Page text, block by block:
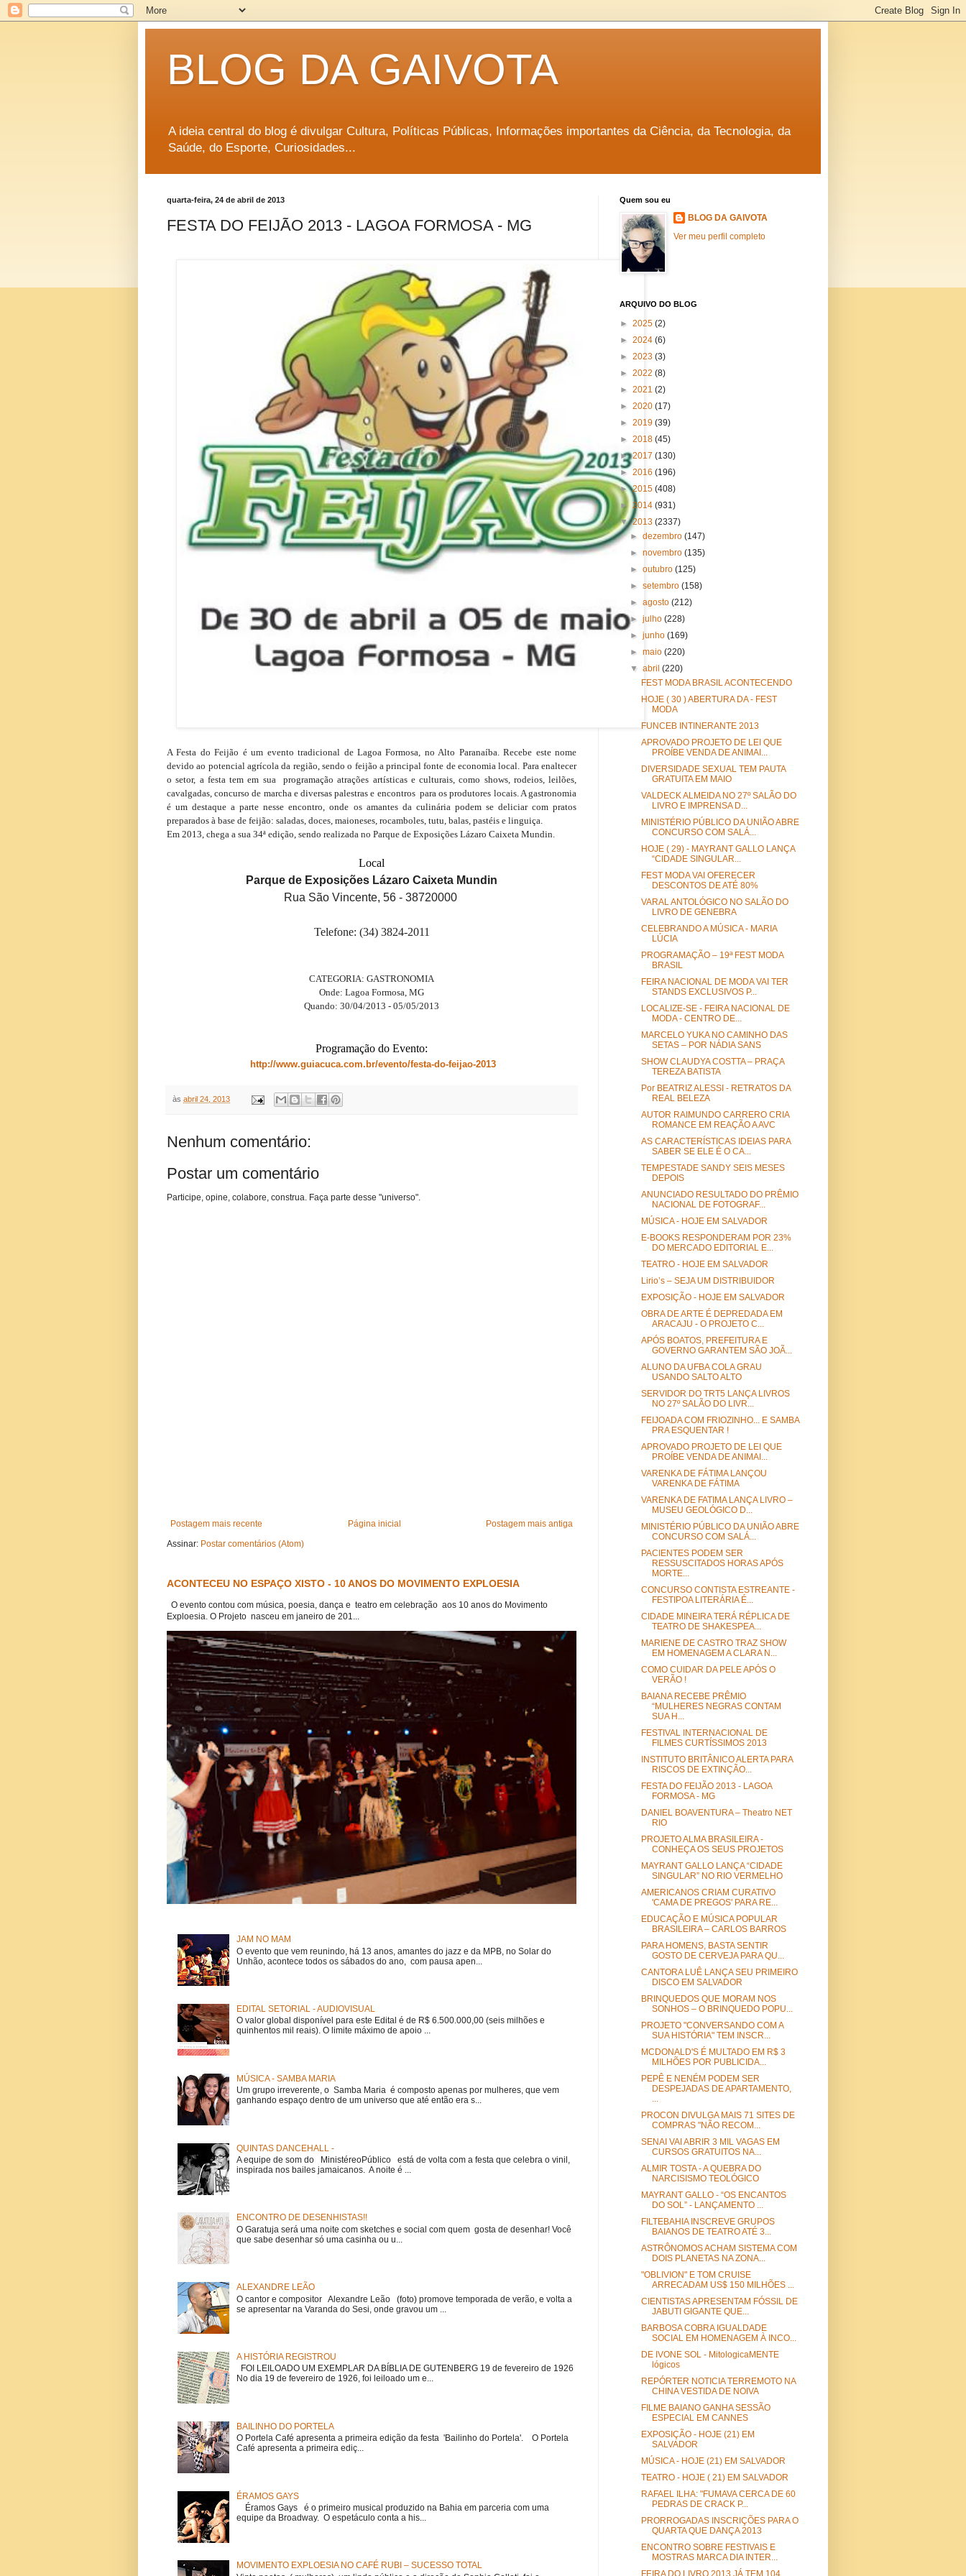
BLOG DA GAIVOTA
A ideia central do blog é divulgar Cultura, Políticas Públicas, Informações importantes da Ciência, da Tecnologia, da
Saúde, do Esporte, Curiosidades...
quarta-feira, 24 de abril de 2013
FESTA DO FEIJÃO 2013 - LAGOA FORMOSA - MG
A Festa do Feijão é um evento tradicional de Lagoa Formosa, no Alto Paranaíba. Recebe este nome
devido ao potencial agrícola da região, sendo o feijão a principal fonte de economia local. Para enaltecer
o setor, a festa tem em sua programação atrações artísticas e culturais, como shows, rodeios, leilões,
cavalgadas, concurso de marcha e diversas palestras e encontros para os produtores locais. A gastronomia
é um destaque a parte nesse encontro, onde os amantes da culinária podem se deliciar com pratos
preparados à base de feijão: saladas, doces, maioneses, rocamboles, tutu, balas, pastéis e linguiça.
Em 2013, chega a sua 34ª edição, sendo realizada no Parque de Exposições Lázaro Caixeta Mundin.
Local
Parque de Exposições Lázaro Caixeta Mundin
Rua São Vincente, 56 - 38720000
Telefone: (34) 3824-2011
CATEGORIA: GASTRONOMIA
Onde: Lagoa Formosa, MG
Quando: 30/04/2013 - 05/05/2013
Programação do Evento:
http://www.guiacuca.com.br/evento/festa-do-feijao-2013
às abril 24, 2013
Nenhum comentário:
Postar um comentário
Participe, opine, colabore, construa. Faça parte desse "universo".
Postagem mais recente Postagem mais antiga
Página inicial
Assinar: Postar comentários (Atom)
ACONTECEU NO ESPAÇO XISTO - 10 ANOS DO MOVIMENTO EXPLOESIA
O evento contou com música, poesia, dança e teatro em celebração aos 10 anos do Movimento
Exploesia. O Projeto nasceu em janeiro de 201...
JAM NO MAM
O evento que vem reunindo, há 13 anos, amantes do jazz e da MPB, no Solar do
Unhão, acontece todos os sábados do ano, com pausa apen...
EDITAL SETORIAL - AUDIOVISUAL
O valor global disponível para este Edital é de R$ 6.500.000,00 (seis milhões e
quinhentos mil reais). O limite máximo de apoio ...
MÚSICA - SAMBA MARIA
Um grupo irreverente, o Samba Maria é composto apenas por mulheres, que vem
ganhando espaço dentro de um universo que até então era s...
QUINTAS DANCEHALL -
A equipe de som do MinistéreoPúblico está de volta com a festa que celebra o vinil,
inspirada nos bailes jamaicanos. A noite é ...
ENCONTRO DE DESENHISTAS!!
O Garatuja será uma noite com sketches e social com quem gosta de desenhar! Você
que sabe desenhar só uma casinha ou u...
ALEXANDRE LEÃO
O cantor e compositor Alexandre Leão (foto) promove temporada de verão, e volta a
se apresentar na Varanda do Sesi, onde gravou um ...
A HISTÓRIA REGISTROU
FOI LEILOADO UM EXEMPLAR DA BÍBLIA DE GUTENBERG 19 de fevereiro de 1926
No dia 19 de fevereiro de 1926, foi leiloado um e...
BAILINHO DO PORTELA
O Portela Café apresenta a primeira edição da festa 'Bailinho do Portela'. O Portela
Café apresenta a primeira ediç...
ÉRAMOS GAYS
Éramos Gays é o primeiro musical produzido na Bahia em parceria com uma
equipe da Broadway. O espetáculo conta a his...
MOVIMENTO EXPLOESIA NO CAFÉ RUBI – SUCESSO TOTAL
Quem sou eu
BLOG DA GAIVOTA
Ver meu perfil completo
ARQUIVO DO BLOG
► 2025 (2)
► 2024 (6)
► 2023 (3)
► 2022 (8)
► 2021 (2)
► 2020 (17)
► 2019 (39)
► 2018 (45)
►2017 (130)
► 2016 (196)
►2015 (408)
► 2014 (931)
▼2013 (2337)
►dezembro(147)
►novembro(135)
►outubro(125)
►setembro(158)
►agosto(212)
►julho(228)
►junho(169)
►maio(220)
▼abril(220)
FEST MODA BRASIL ACONTECENDO
HOJE ( 30 ) ABERTURA DA - FEST
MODA
FUNCEB INTINERANTE 2013
APROVADO PROJETO DE LEI QUE
PROÍBE VENDA DE ANIMAI...
DIVERSIDADE SEXUAL TEM PAUTA
GRATUITA EM MAIO
VALDECK ALMEIDA NO 27º SALÃO DO
LIVRO E IMPRENSA D...
MINISTÉRIO PÚBLICO DA UNIÃO ABRE
CONCURSO COM SALÁ...
HOJE ( 29) - MAYRANT GALLO LANÇA
“CIDADE SINGULAR...
FEST MODA VAI OFERECER
DESCONTOS DE ATÉ 80%
VARAL ANTOLÓGICO NO SALÃO DO
LIVRO DE GENEBRA
CELEBRANDO A MÚSICA - MARIA
LÚCIA
PROGRAMAÇÃO – 19ª FEST MODA
BRASIL
FEIRA NACIONAL DE MODA VAI TER
STANDS EXCLUSIVOS P...
LOCALIZE-SE - FEIRA NACIONAL DE
MODA - CENTRO DE...
MARCELO YUKA NO CAMINHO DAS
SETAS – POR NÁDIA SANS
SHOW CLAUDYA COSTTA – PRAÇA
TEREZA BATISTA
Por BEATRIZ ALESSI - RETRATOS DA
REAL BELEZA
AUTOR RAIMUNDO CARRERO CRIA
ROMANCE EM REAÇÃO A AVC
AS CARACTERÍSTICAS IDEIAS PARA
SABER SE ELE É O CA...
TEMPESTADE SANDY SEIS MESES
DEPOIS
ANUNCIADO RESULTADO DO PRÊMIO
NACIONAL DE FOTOGRAF...
MÚSICA - HOJE EM SALVADOR
E-BOOKS RESPONDERAM POR 23%
DO MERCADO EDITORIAL E...
TEATRO - HOJE EM SALVADOR
Lirio’s – SEJA UM DISTRIBUIDOR
EXPOSIÇÃO - HOJE EM SALVADOR
OBRA DE ARTE É DEPREDADA EM
ARACAJU - O PROJETO C...
APÓS BOATOS, PREFEITURA E
GOVERNO GARANTEM SÃO JOÃ...
ALUNO DA UFBA COLA GRAU
USANDO SALTO ALTO
SERVIDOR DO TRT5 LANÇA LIVROS
NO 27º SALÃO DO LIVR...
FEIJOADA COM FRIOZINHO... E SAMBA
PRA ESQUENTAR !
APROVADO PROJETO DE LEI QUE
PROÍBE VENDA DE ANIMAI...
VARENKA DE FÁTIMA LANÇOU
VARENKA DE FÁTIMA
VARENKA DE FATIMA LANÇA LIVRO –
MUSEU GEOLÓGICO D...
MINISTÉRIO PÚBLICO DA UNIÃO ABRE
CONCURSO COM SALÁ...
PACIENTES PODEM SER
RESSUSCITADOS HORAS APÓS
MORTE...
CONCURSO CONTISTA ESTREANTE -
FESTIPOA LITERÁRIA É...
CIDADE MINEIRA TERÁ RÉPLICA DE
TEATRO DE SHAKESPEA...
MARIENE DE CASTRO TRAZ SHOW
EM HOMENAGEM A CLARA N...
COMO CUIDAR DA PELE APÓS O
VERÃO !
BAIANA RECEBE PRÊMIO
“MULHERES NEGRAS CONTAM
SUA H...
FESTIVAL INTERNACIONAL DE
FILMES CURTÍSSIMOS 2013
INSTITUTO BRITÂNICO ALERTA PARA
RISCOS DE EXTINÇÃO...
FESTA DO FEIJÃO 2013 - LAGOA
FORMOSA - MG
DANIEL BOAVENTURA – Theatro NET
RIO
PROJETO ALMA BRASILEIRA -
CONHEÇA OS SEUS PROJETOS
MAYRANT GALLO LANÇA “CIDADE
SINGULAR” NO RIO VERMELHO
AMERICANOS CRIAM CURATIVO
'CAMA DE PREGOS' PARA RE...
EDUCAÇÃO E MÚSICA POPULAR
BRASILEIRA – CARLOS BARROS
PARA HOMENS, BASTA SENTIR
GOSTO DE CERVEJA PARA QU...
CANTORA LUÊ LANÇA SEU PRIMEIRO
DISCO EM SALVADOR
BRINQUEDOS QUE MORAM NOS
SONHOS – O BRINQUEDO POPU...
PROJETO "CONVERSANDO COM A
SUA HISTÓRIA" TEM INSCR...
MCDONALD'S É MULTADO EM R$ 3
MILHÕES POR PUBLICIDA...
PEPÊ E NENÉM PODEM SER
DESPEJADAS DE APARTAMENTO,
...
PROCON DIVULGA MAIS 71 SITES DE
COMPRAS "NÃO RECOM...
SENAI VAI ABRIR 3 MIL VAGAS EM
CURSOS GRATUITOS NA...
ALMIR TOSTA - A QUEBRA DO
NARCISISMO TEOLÓGICO
MAYRANT GALLO - “OS ENCANTOS
DO SOL” - LANÇAMENTO ...
FILTEBAHIA INSCREVE GRUPOS
BAIANOS DE TEATRO ATÉ 3...
ASTRÔNOMOS ACHAM SISTEMA COM
DOIS PLANETAS NA ZONA...
"OBLIVION" E TOM CRUISE
ARRECADAM US$ 150 MILHÕES ...
CIENTISTAS APRESENTAM FÓSSIL DE
JABUTI GIGANTE QUE...
BARBOSA COBRA IGUALDADE
SOCIAL EM HOMENAGEM À INCO...
DE IVONE SOL - MitologicaMENTE
lógicos
REPÓRTER NOTICIA TERREMOTO NA
CHINA VESTIDA DE NOIVA
FILME BAIANO GANHA SESSÃO
ESPECIAL EM CANNES
EXPOSIÇÃO - HOJE (21) EM
SALVADOR
MÚSICA - HOJE (21) EM SALVADOR
TEATRO - HOJE ( 21) EM SALVADOR
RAFAEL ILHA: "FUMAVA CERCA DE 60
PEDRAS DE CRACK P...
PRORROGADAS INSCRIÇÕES PARA O
QUARTA QUE DANÇA 2013
ENCONTRO SOBRE FESTIVAIS E
MOSTRAS MARCA DIA INTER...